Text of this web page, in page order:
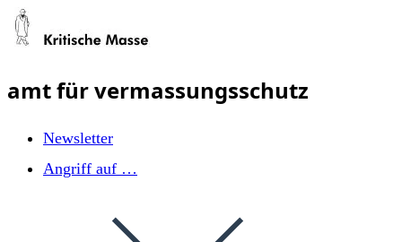
Zum
springen
amt für vermassungsschutz
Newsletter
Angriff auf …